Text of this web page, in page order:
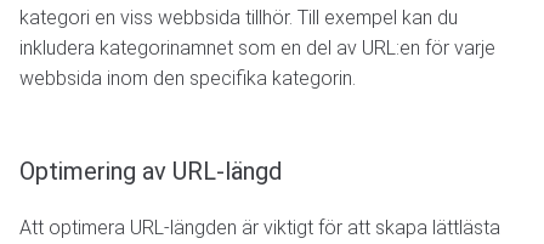
kategori en viss webbsida tillhör. Till exempel kan du
inkludera kategorinamnet som en del av URL:en för varje
webbsida inom den specifika kategorin.
Optimering av URL-längd
Att optimera URL-längden är viktigt för att skapa lättlästa